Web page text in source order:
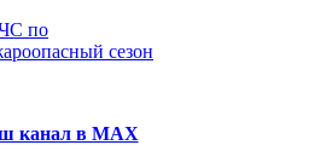
по
сезон
канал в МАХ